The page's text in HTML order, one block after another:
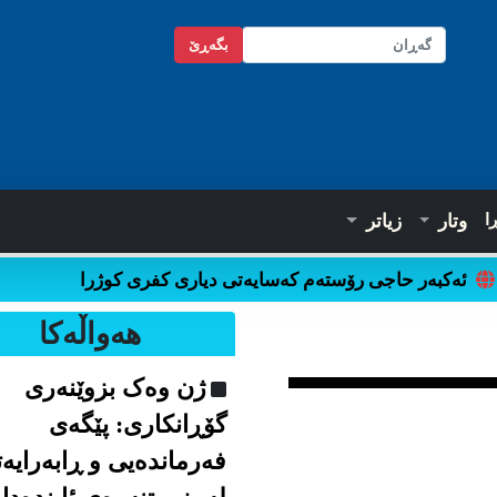
بگه‌ڕێ
وتار زیاتر
ئەکبەر حاجی رۆستەم کەسایەتی دیاری کفری کوژرا
هه‌واڵه‌کا
ژن وەک بزوێنەری
گۆڕانکاری: پێگەی
فەرماندەیی و